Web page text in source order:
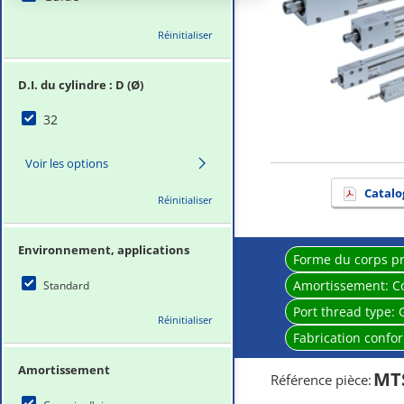
Réinitialiser
D.I. du cylindre : D (Ø)
32
Voir les options
Réinitialiser
Environnement, applications
Standard
Réinitialiser
Amortissement
Forme du corps
Amortissement:
Port thread type:
Fabrication
Référence pièce: